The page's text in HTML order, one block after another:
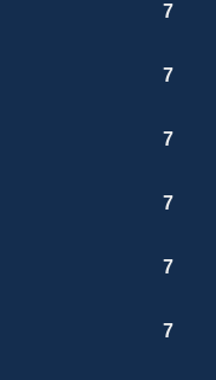
7
7
7
7
7
7